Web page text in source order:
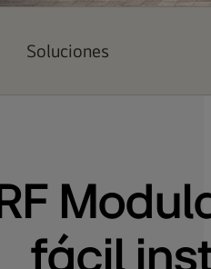
Soluciones
fácil